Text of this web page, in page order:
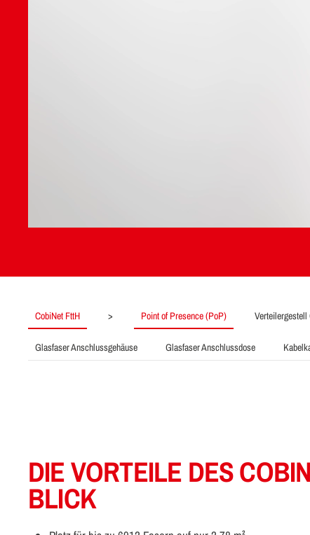
CobiNet FttH > Point of Presence (PoP) Verteilergestell
Glasfaser Anschlussgehäuse Glasfaser Anschlussdose
DIE VORTEILE DES
BLICK